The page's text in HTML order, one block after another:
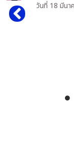
วันที่ 18 มีนาคม